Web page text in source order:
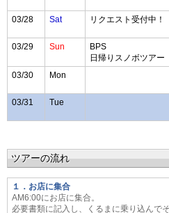
03/28 Sat リクエスト受付中！
03/29 Sun
BPS
日帰りスノボツアー
03/30
Mon
03/31 Tue
ツアーの流れ
１．お店に集合
AM6:00にお店に集合。
必要書類に記入し、くるまに乗り込んで